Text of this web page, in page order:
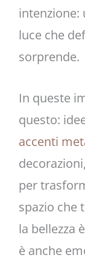
intenzione:
luce che
sorprende.
In queste
questo:
accenti
per
spazio che
la bellezza
è anche